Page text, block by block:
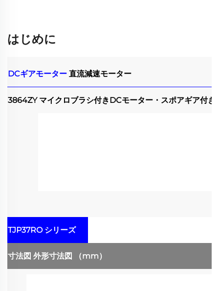
はじめに
DCギアモーター 直流減速モーター
3864ZY マイクロブラシ付きDCモーター・スポアギア付き
TJP37RO シリーズ
寸法図 外形寸法図 （mm）